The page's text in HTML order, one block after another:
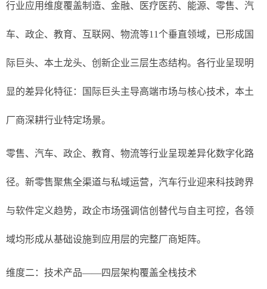
行业应用维度覆盖制造、金融、医疗医药、能源、零售、汽
车、政企、教育、互联网、物流等11个垂直领域，已形成国
际巨头、本土龙头、创新企业三层生态结构。各行业呈现明
显的差异化特征：国际巨头主导高端市场与核心技术，本土
厂商深耕行业特定场景。
零售、汽车、政企、教育、物流等行业呈现差异化数字化路
径。新零售聚焦全渠道与私域运营，汽车行业迎来科技跨界
与软件定义趋势，政企市场强调信创替代与自主可控，各领
域均形成从基础设施到应用层的完整厂商矩阵。
维度二：技术产品——四层架构覆盖全栈技术